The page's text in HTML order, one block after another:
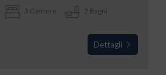
3 Camere 2 Bagni
Dettagli